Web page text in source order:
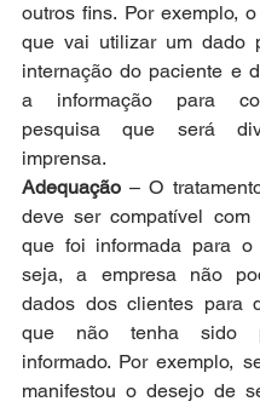
outros fins. Por exemplo,
que vai utilizar um dado
internação do paciente e
a informação para
pesquisa que será
imprensa.
Adequação – O
deve ser compatível com
que foi informada para o
seja, a empresa não
dados dos clientes para
que não tenha sido
informado. Por exemplo,
manifestou o desejo de